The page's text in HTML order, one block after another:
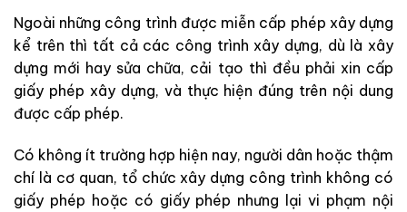
Ngoài những công trình được miễn cấp phép xây dựng
kể trên thì tất cả các công trình xây dựng, dù là xây
dựng mới hay sửa chữa, cải tạo thì đều phải xin cấp
giấy phép xây dựng, và thực hiện đúng trên nội dung
được cấp phép.
Có không ít trường hợp hiện nay, người dân hoặc thậm
chí là cơ quan, tổ chức xây dựng công trình không có
giấy phép hoặc có giấy phép nhưng lại vi phạm nội